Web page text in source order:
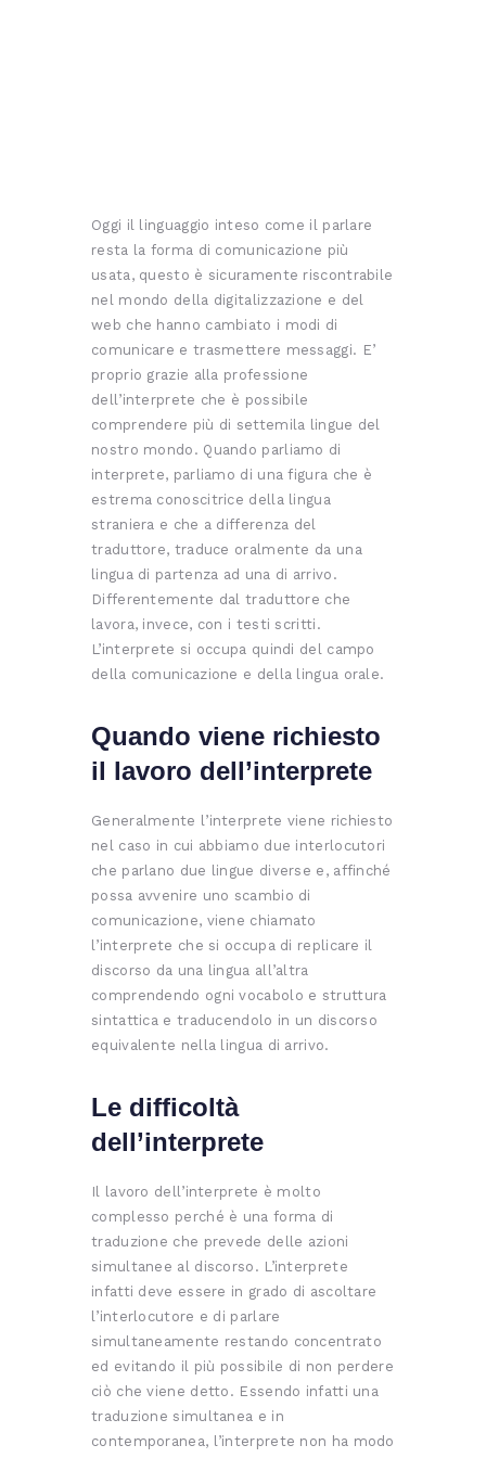
Oggi il linguaggio inteso come il parlare
resta la forma di comunicazione più
usata, questo è sicuramente riscontrabile
nel mondo della digitalizzazione e del
web che hanno cambiato i modi di
comunicare e trasmettere messaggi. E’
proprio grazie alla professione
dell’interprete che è possibile
comprendere più di settemila lingue del
nostro mondo. Quando parliamo di
interprete, parliamo di una figura che è
estrema conoscitrice della lingua
straniera e che a differenza del
traduttore, traduce oralmente da una
lingua di partenza ad una di arrivo.
Differentemente dal traduttore che
lavora, invece, con i testi scritti.
L’interprete si occupa quindi del campo
della comunicazione e della lingua orale.
Quando viene richiesto
il lavoro dell’interprete
Generalmente l’interprete viene richiesto
nel caso in cui abbiamo due interlocutori
che parlano due lingue diverse e, affinché
possa avvenire uno scambio di
comunicazione, viene chiamato
l’interprete che si occupa di replicare il
discorso da una lingua all’altra
comprendendo ogni vocabolo e struttura
sintattica e traducendolo in un discorso
equivalente nella lingua di arrivo.
Le difficoltà
dell’interprete
Il lavoro dell’interprete è molto
complesso perché è una forma di
traduzione che prevede delle azioni
simultanee al discorso. L’interprete
infatti deve essere in grado di ascoltare
l’interlocutore e di parlare
simultaneamente restando concentrato
ed evitando il più possibile di non perdere
ciò che viene detto. Essendo infatti una
traduzione simultanea e in
contemporanea, l’interprete non ha modo